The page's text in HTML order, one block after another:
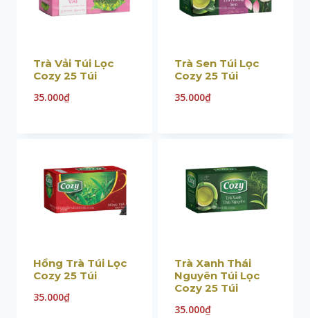
Trà Vải Túi Lọc
Cozy 25 Túi
35.000₫
Trà Sen Túi Lọc
Cozy 25 Túi
35.000₫
Hồng Trà Túi Lọc
Cozy 25 Túi
35.000₫
Trà Xanh Thái
Nguyên Túi Lọc
Cozy 25 Túi
35.000₫